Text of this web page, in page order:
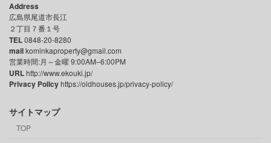
Address
広島県尾道市長江
２丁目７番１号
TEL0848-20-8280
mailkominkaproperty@gmail.com
営業時間:月～金曜 9:00AM–6:00PM
URLhttp://www.ekouki.jp/
Privacy Policyhttps://oldhouses.jp/privacy-policy/
サイトマップ
TOP